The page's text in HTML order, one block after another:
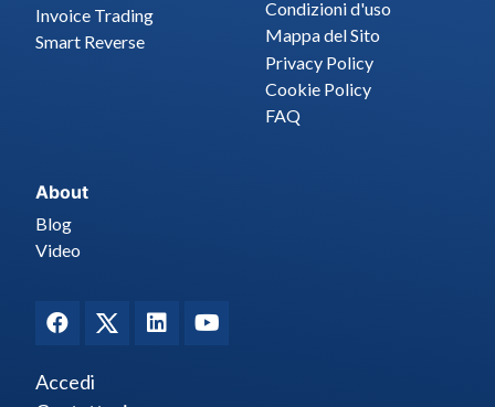
Invoice Trading
Smart Reverse
Condizioni d'uso
Mappa del Sito
Privacy Policy
Cookie Policy
FAQ
About
Blog
Video
Accedi